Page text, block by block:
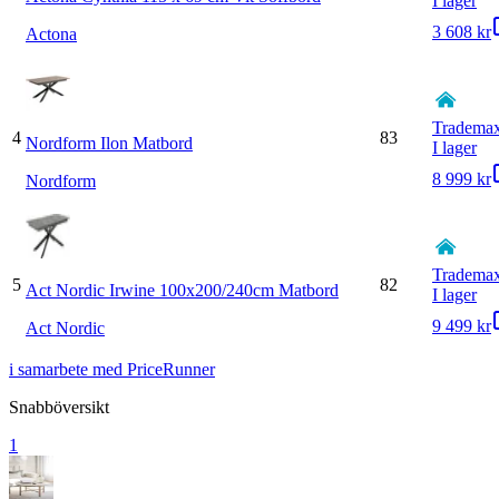
Actona
3 608 kr
4 Nordform Ilon Matbord
Nordform
83
I lager
8 999 kr
5 Act Nordic Irwine 100x200/240cm Matbord
Act Nordic
82
I lager
9 499 kr
i samarbete med PriceRunner
Snabböversikt
1